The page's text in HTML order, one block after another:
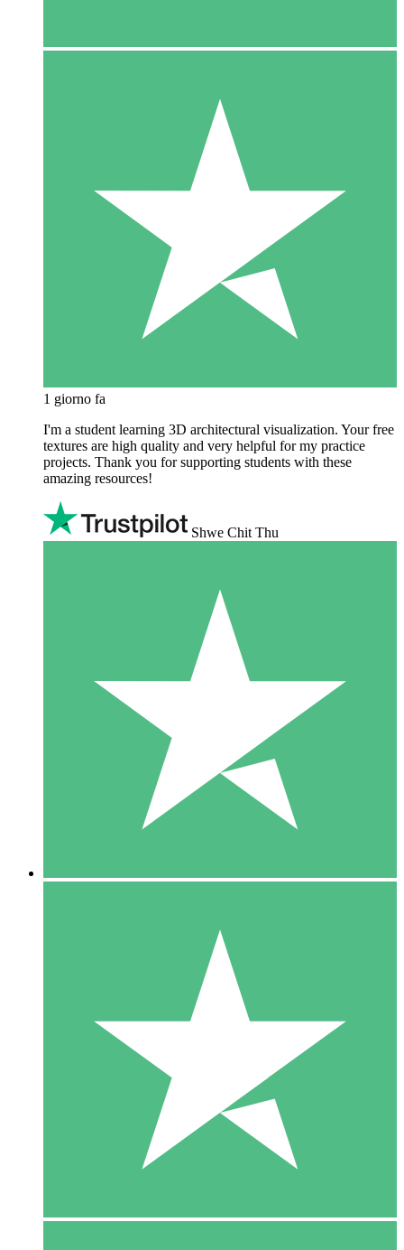
1 giorno fa
I'm a student learning 3D architectural visualization. Your free
textures are high quality and very helpful for my practice
projects. Thank you for supporting students with these
amazing resources!
Shwe Chit Thu